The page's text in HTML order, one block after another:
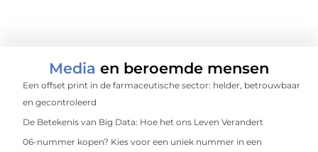
Media en beroemde mensen
Een offset print in de farmaceutische sector: helder, betrouwbaar
en gecontroleerd
De Betekenis van Big Data: Hoe het ons Leven Verandert
06-nummer kopen? Kies voor een uniek nummer in een